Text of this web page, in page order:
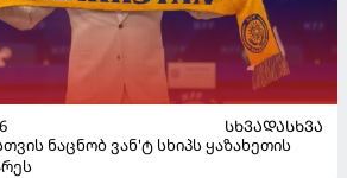
ᲡᲮᲕᲐᲓᲐᲡᲮᲕᲐ
ნაცნობ ვან'ტ სხიპს ყაზახეთის